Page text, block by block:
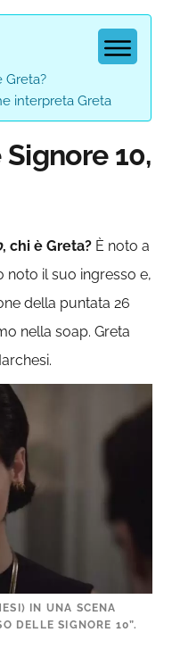
Greta?
interpreta Greta
10,
, chi è Greta? È noto a
noto il suo ingresso e,
della puntata 26
nella soap. Greta
IN UNA SCENA
DELLE SIGNORE 10”.